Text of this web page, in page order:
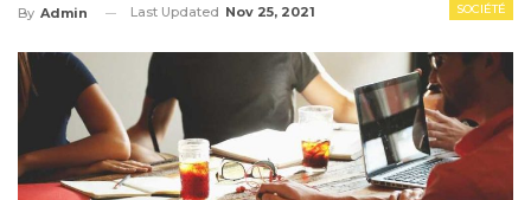
SOCIÉTÉ
By Admin Last Updated Nov 25, 2021